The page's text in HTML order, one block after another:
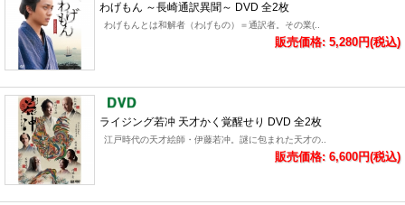
わげもん ～長崎通訳異聞～ DVD 全2枚
わげもんとは和解者（わげもの）＝通訳者。その業(..
販売価格: 5,280円(税込)
ライジング若冲 天才かく覚醒せり DVD 全2枚
江戸時代の天才絵師・伊藤若冲。謎に包まれた天才の..
販売価格: 6,600円(税込)